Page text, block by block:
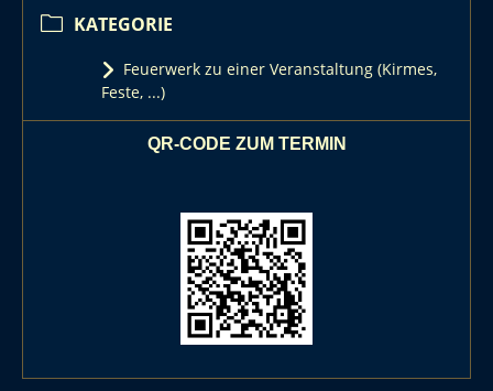
KATEGORIE
Feuerwerk zu einer Veranstaltung (Kirmes,
Feste, ...)
QR-CODE ZUM TERMIN